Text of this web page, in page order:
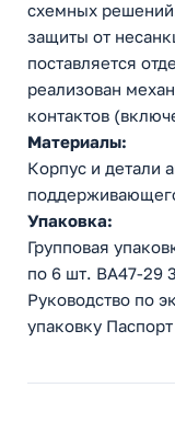
схемных
защиты от
поставляется
реализован
контактов
Материалы:
Корпус и детали
Упаковка:
Групповая
по 6 шт. ВА47-29
Руководство по
упаковку